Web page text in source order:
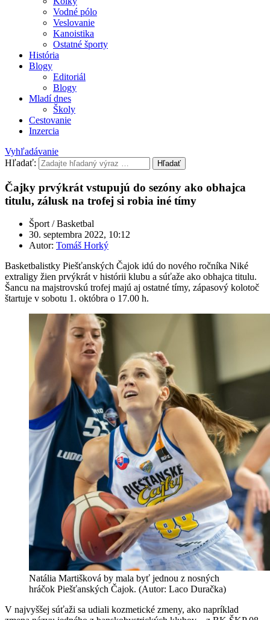
Vodné pólo
Veslovanie
Kanoistika
Ostatné športy
História
Blogy
Editoriál
Blogy
Mladí dnes
Školy
Cestovanie
Inzercia
Vyhľadávanie
Hľadať:
Hľadať
Čajky prvýkrát vstupujú do sezóny ako obhajca
titulu, zálusk na trofej si robia iné tímy
Šport / Basketbal
30. septembra 2022, 10:12
Autor: Tomáš Horký
Basketbalistky Piešťanských Čajok idú do nového ročníka Niké
extraligy žien prvýkrát v histórii klubu a súťaže ako obhajca titulu.
Šancu na majstrovskú trofej majú aj ostatné tímy, zápasový kolotoč
štartuje v sobotu 1. októbra o 17.00 h.
Natália Martišková by mala byť jednou z nosných
hráčok Piešťanských Čajok. (Autor: Laco Duračka)
V najvyššej súťaži sa udiali kozmetické zmeny, ako napríklad